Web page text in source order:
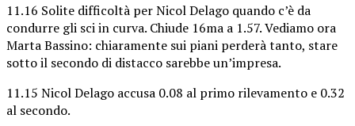
11.16 Solite difficoltà per Nicol Delago quando c’è da
condurre gli sci in curva. Chiude 16ma a 1.57. Vediamo ora
Marta Bassino: chiaramente sui piani perderà tanto, stare
sotto il secondo di distacco sarebbe un’impresa.
11.15 Nicol Delago accusa 0.08 al primo rilevamento e 0.32
al secondo.